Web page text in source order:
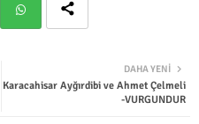
tsap
DAHA YENI
Karacahisar Ayğırdibi ve Ahmet Çelmeli
-VURGUNDUR